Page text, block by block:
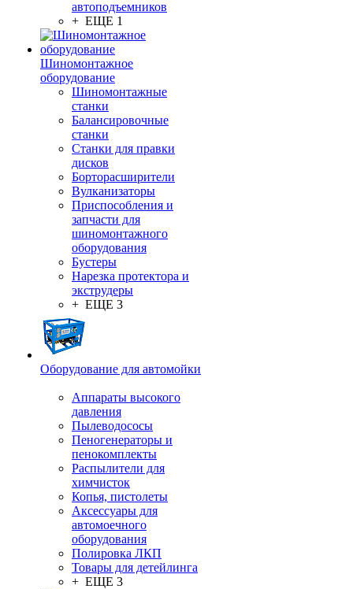
автоподъемников
+ ЕЩЕ 1
Шиномонтажное
оборудование
Шиномонтажные
станки
Балансировочные
станки
Станки для правки
дисков
Борторасширители
Вулканизаторы
Приспособления и
запчасти для
шиномонтажного
оборудования
Бустеры
Нарезка протектора и
экструдеры
+ ЕЩЕ 3
Оборудование для автомойки
Аппараты высокого
давления
Пылеводососы
Пеногенераторы и
пенокомплекты
Распылители для
химчисток
Копья, пистолеты
Аксессуары для
автомоечного
оборудования
Полировка ЛКП
Товары для детейлинга
+ ЕЩЕ 3